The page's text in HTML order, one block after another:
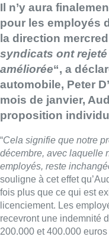
Il n’y aura
pour les employés
la direction
syndicats ont
améliorée“, a
automobile, Peter
mois de janvier,
proposition
“Cela signifie que notre
décembre, avec laquelle
employés, reste
souligne à cet effet
fois plus que ce qui est
licenciement. Les
recevront une indemnité
200.000 et 400.000